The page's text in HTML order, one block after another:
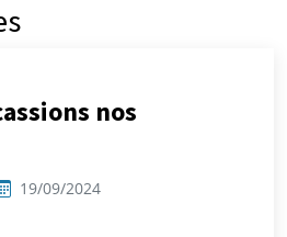
nos
19/09/2024